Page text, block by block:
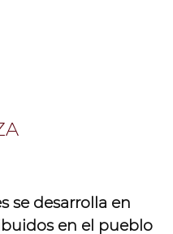
se desarrolla en
en el pueblo